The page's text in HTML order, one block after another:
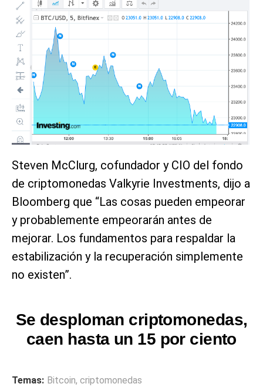
Steven McClurg, cofundador y CIO del fondo
de criptomonedas Valkyrie Investments, dijo a
Bloomberg que “Las cosas pueden empeorar
y probablemente empeorarán antes de
mejorar. Los fundamentos para respaldar la
estabilización y la recuperación simplemente
no existen”.
Se desploman criptomonedas,
caen hasta un 15 por ciento
Temas: Bitcoin, criptomonedas